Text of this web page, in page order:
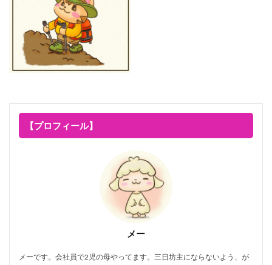
【プロフィール】
メー
メーです。会社員で2児の母やってます。三日坊主にならないよう、が